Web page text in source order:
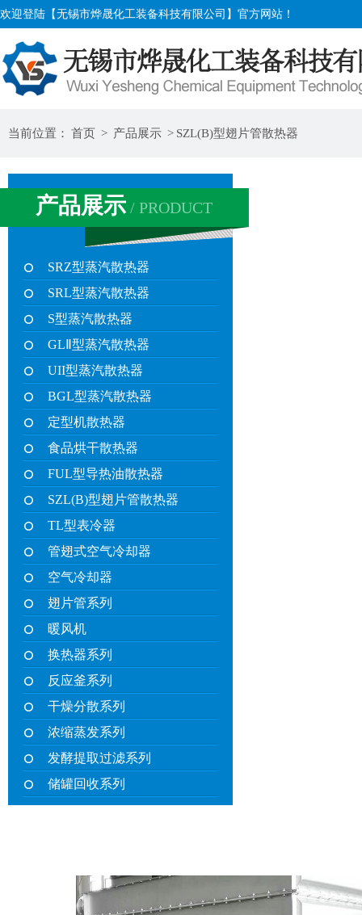
欢迎登陆【无锡市烨晟化工装备科技有限公司】官方网站！
当前位置： 首页 > 产品展示 > SZL(B)型翅片管散热器
产品展示/ PRODUCT
SRZ型蒸汽散热器
SRL型蒸汽散热器
S型蒸汽散热器
GLⅡ型蒸汽散热器
UII型蒸汽散热器
BGL型蒸汽散热器
定型机散热器
食品烘干散热器
FUL型导热油散热器
SZL(B)型翅片管散热器
TL型表冷器
管翅式空气冷却器
空气冷却器
翅片管系列
暖风机
换热器系列
反应釜系列
干燥分散系列
浓缩蒸发系列
发酵提取过滤系列
储罐回收系列